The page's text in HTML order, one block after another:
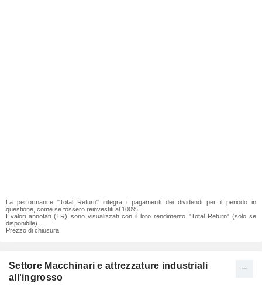
La performance "Total Return" integra i pagamenti dei dividendi per il periodo in
questione, come se fossero reinvestiti al 100%.
I valori annotati (TR) sono visualizzati con il loro rendimento "Total Return" (solo se
disponibile).
Prezzo di chiusura
Settore Macchinari e attrezzature industriali
all'ingrosso